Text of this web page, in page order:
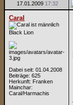
17.01.2009 17:32
Caral
Black Lion
Dabei seit: 01.04.2008
Beiträge: 625
Herkunft: Franken
Mainchar:
Caral/Harmachis